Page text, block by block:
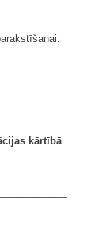
kārtībā